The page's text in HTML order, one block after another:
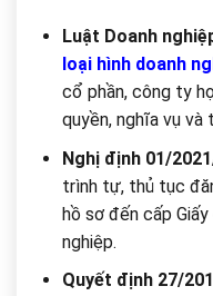
Luật Doanh
loại hình doanh
cổ phần, công ty
quyền, nghĩa vụ và
Nghị định 01/
trình tự, thủ tục
hồ sơ đến cấp
nghiệp.
Quyết định 27/